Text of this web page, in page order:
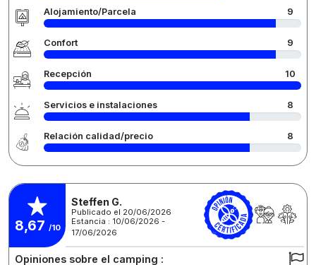
Alojamiento/Parcela 9
Confort 9
Recepción 10
Servicios e instalaciones 8
Relación calidad/precio 8
8,67 /10
Steffen G.
Publicado el 20/06/2026
Estancia : 10/06/2026 -
17/06/2026
Opiniones sobre el camping :